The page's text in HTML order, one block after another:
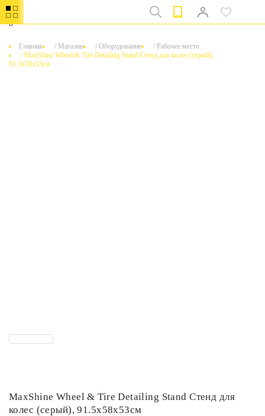
0
Главная / Магазин / Оборудование / Рабочее место
/MaxShine Wheel & Tire Detailing Stand Стенд для колес (серый),
91.5х58х53см
MaxShine Wheel & Tire Detailing Stand Стенд для
колес (серый), 91.5х58х53см